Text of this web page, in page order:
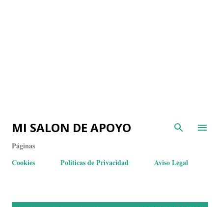
MI SALON DE APOYO
Páginas
Cookies
Políticas de Privacidad Aviso Legal